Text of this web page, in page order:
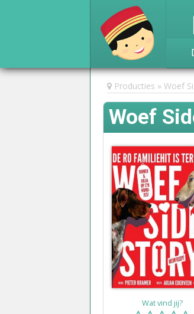
Producties Woef
Woef
Wat vind jij?